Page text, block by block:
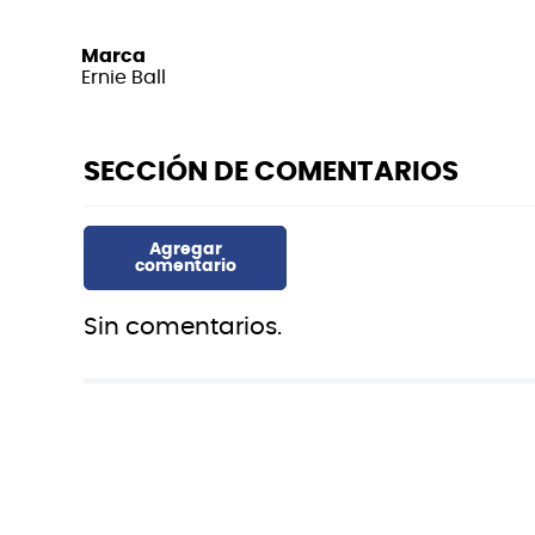
Marca
Ernie Ball
Sin comentarios.